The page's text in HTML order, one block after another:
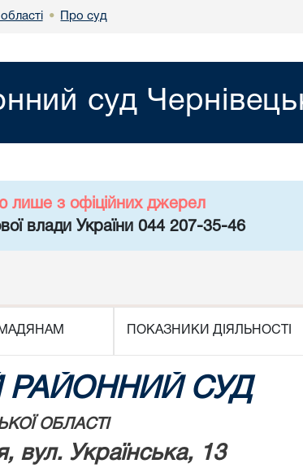
• Про суд
суд
лише з офіційних джерел
влади України 044 207-35-46
ПОКАЗНИКИ ДІЯЛЬНОСТІ
СУД
ОБЛАСТІ
вул. Українська, 13